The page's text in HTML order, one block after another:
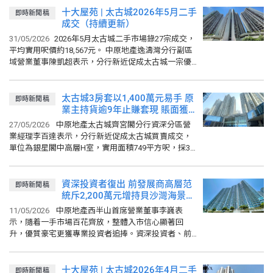
即時新聞稿
十大屋苑 | 太古城2026年5月二手
成交（持續更新）
31/05/2026 2026年5月太古城二手市場錄27宗成交，
平均實用呎價約18,567元。 中原地產逸濤灣分行副區
域營業董事陳凱超表示，分行新近促成太古城一宗優
即時新聞稿
太古城3房套以1,400萬元易手 原
業主持貨逾9年止賺套現 賬面獲
利87萬元
27/05/2026
中原地產太古城齊宮閣分行資深分區營
業經理李百達表示，分行新近促成太古城買賣成交，
單位為銀星閣中高層H室，實用面積749平方呎，採3
即時新聞稿
資深投資者復出 前發展商高層范
統斥2,200萬元增持貝沙灣海景戶
去年10月曾入市跑馬地樂陶苑
11/05/2026
中原地產西半山首席營業董事李巍表
示，隨着一手市場百花齊放，整體入市信心顯著回
升，優質豪宅更獲專業投資者追捧。資深投資者、前
即時新聞稿 十大屋苑 | 太古城2026年4月二手